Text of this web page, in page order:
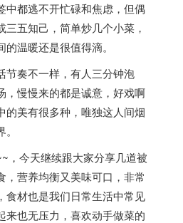
中都逃不开忙碌和焦虑，但偶
五知己，简单炒几个小菜，
温暖还是很值得滴。
节奏不一样，有人三分钟泡
，慢慢来的都是诚意，好戏啊
的美有很多种，唯独这人间烟
，今天继续跟大家分享几道被
，营养均衡又美味可口，非常
食材也是我们日常生活中常见
来也无压力，喜欢动手做菜的